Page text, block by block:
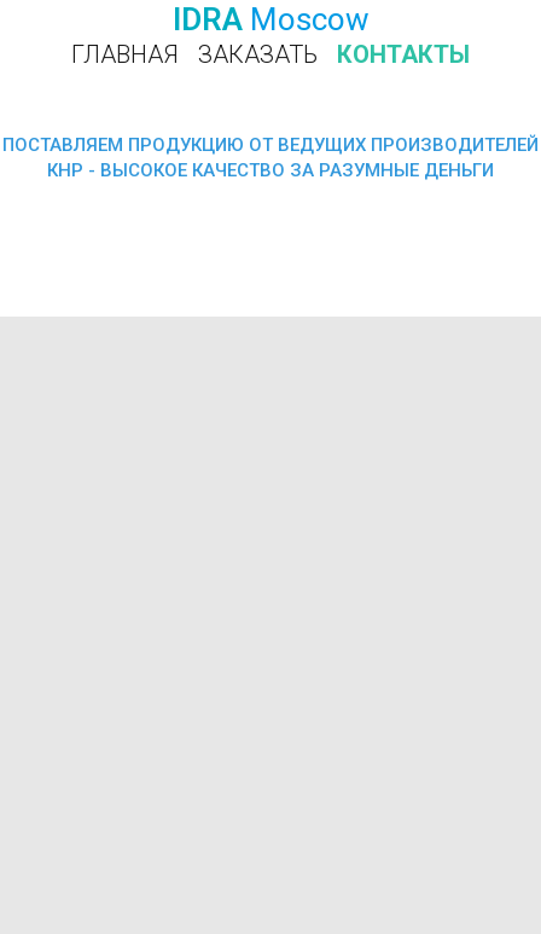
IDRA Moscow
ГЛАВНАЯ ЗАКАЗАТЬ КОНТАКТЫ
ПОСТАВЛЯЕМ ПРОДУКЦИЮ ОТ ВЕДУЩИХ ПРОИЗВОДИТЕЛЕЙ
КНР - ВЫСОКОЕ КАЧЕСТВО ЗА РАЗУМНЫЕ ДЕНЬГИ